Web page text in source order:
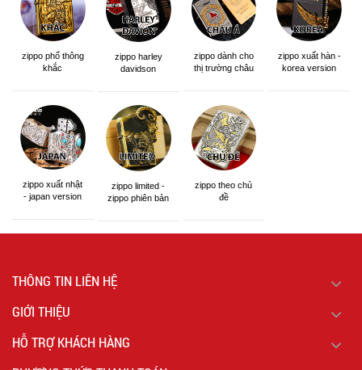
zippo phổ thông
khắc
zippo harley
davidson
zippo dành cho
thị trường châu
zippo xuất hàn -
korea version
zippo xuất nhật
- japan version
zippo limited -
zippo phiên bản
zippo theo chủ
đề
THÔNG TIN LIÊN HỆ
GIỚI THIỆU
HỖ TRỢ KHÁCH HÀNG